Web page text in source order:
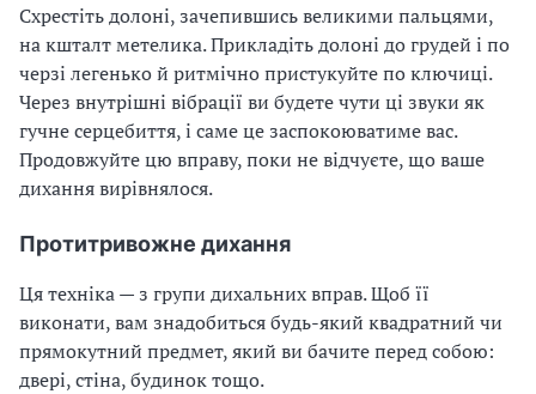
Схрестіть долоні, зачепившись великими пальцями,
на кшталт метелика. Прикладіть долоні до грудей і по
черзі легенько й ритмічно пристукуйте по ключиці.
Через внутрішні вібрації ви будете чути ці звуки як
гучне серцебиття, і саме це заспокоюватиме вас.
Продовжуйте цю вправу, поки не відчуєте, що ваше
дихання вирівнялося.
Протитривожне дихання
Ця техніка — з групи дихальних вправ. Щоб її
виконати, вам знадобиться будь-який квадратний чи
прямокутний предмет, який ви бачите перед собою:
двері, стіна, будинок тощо.